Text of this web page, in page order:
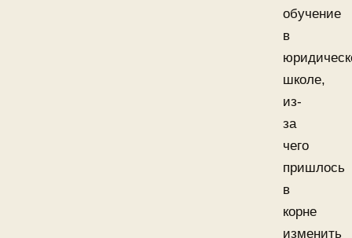
обучение
в
школе,
из-
за
чего
пришлось
в
корне
изменить